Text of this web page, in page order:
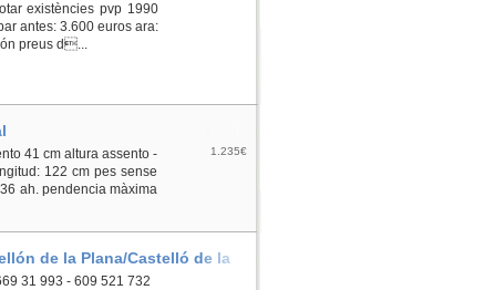
existències pvp 1990
antes: 3.600 euros ara:
preus d...
41 cm altura assento -
122 cm pes sense
ah. pendencia màxima
1.235€
de la Plana/Castelló de la
31 993 - 609 521 732